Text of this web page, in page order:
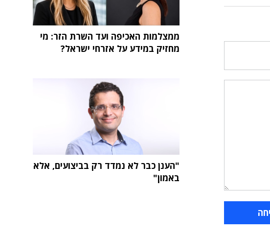
ממצלמות האכיפה ועד השרת הזר: מי
מחזיק במידע על אזרחי ישראל?
"הענן כבר לא נמדד רק בביצועים, אלא
באמון"